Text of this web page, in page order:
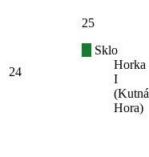
24
25
Sklo
Horka
I
(Kutná
Hora)